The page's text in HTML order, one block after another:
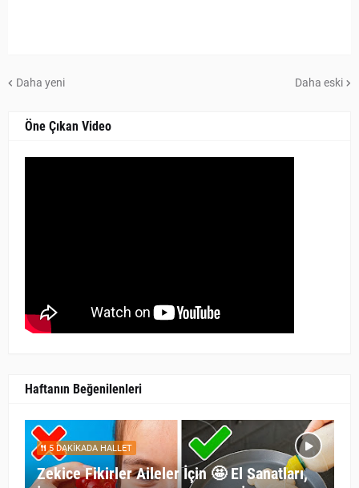
Daha yeni Daha eski
Öne Çıkan Video
Haftanın Beğenilenleri
5 DAKİKADA HALLET
Zekice Fikirler Aileler İçin 🤩 El Sanatları,